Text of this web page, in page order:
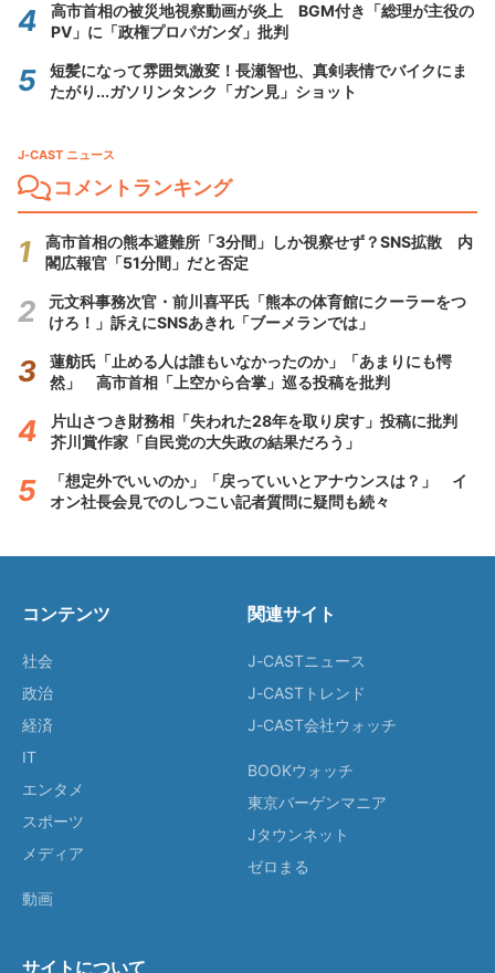
高市首相の被災地視察動画が炎上 BGM付き「総理が主役の
PV」に「政権プロパガンダ」批判
短髪になって雰囲気激変！長瀬智也、真剣表情でバイクにま
たがり...ガソリンタンク「ガン見」ショット
J-CAST ニュース
コメントランキング
高市首相の熊本避難所「3分間」しか視察せず？SNS拡散 内
閣広報官「51分間」だと否定
元文科事務次官・前川喜平氏「熊本の体育館にクーラーをつ
けろ！」訴えにSNSあきれ「ブーメランでは」
蓮舫氏「止める人は誰もいなかったのか」「あまりにも愕
然」 高市首相「上空から合掌」巡る投稿を批判
片山さつき財務相「失われた28年を取り戻す」投稿に批判
芥川賞作家「自民党の大失政の結果だろう」
「想定外でいいのか」「戻っていいとアナウンスは？」 イ
オン社長会見でのしつこい記者質問に疑問も続々
コンテンツ
社会
政治
経済
IT
エンタメ
スポーツ
メディア
動画
関連サイト
J-CASTニュース
J-CASTトレンド
J-CAST会社ウォッチ
BOOKウォッチ
東京バーゲンマニア
Jタウンネット
ゼロまる
サイトについて